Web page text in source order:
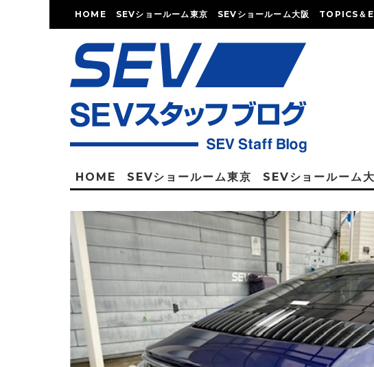
HOME SEVショールーム東京 SEVショールーム大阪 TOPICS＆
HOME SEVショールーム東京 SEVショールーム